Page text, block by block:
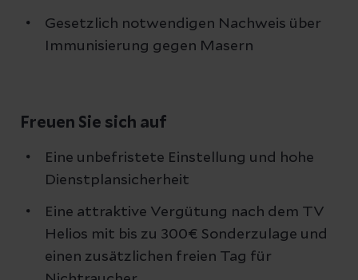
Gesetzlich notwendigen Nachweis über
Immunisierung gegen Masern
Freuen Sie sich auf
Eine unbefristete Einstellung und hohe
Dienstplansicherheit
Eine attraktive Vergütung nach dem TV
Helios mit bis zu 300€ Sonderzulage und
einen zusätzlichen freien Tag für